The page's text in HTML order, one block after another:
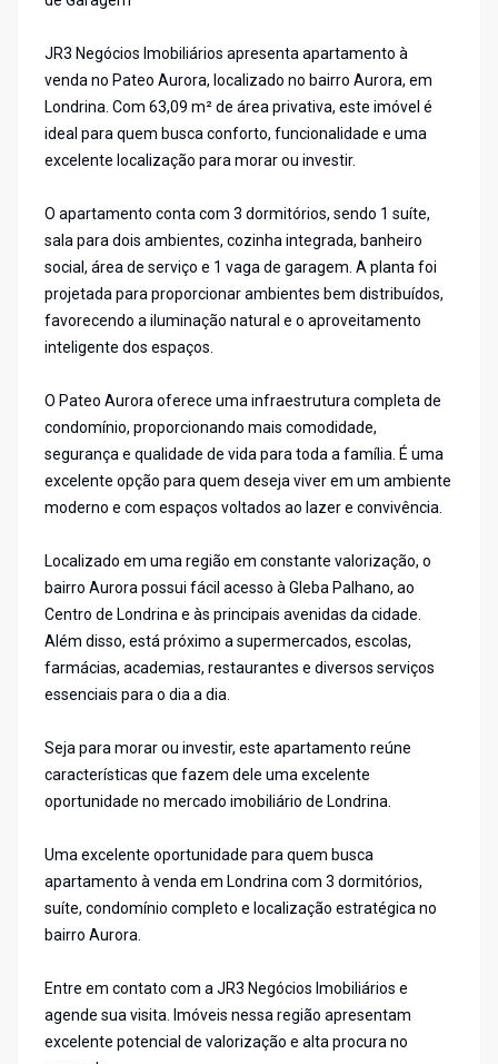
JR3 Negócios Imobiliários apresenta apartamento à
venda no Pateo Aurora, localizado no bairro Aurora, em
Londrina. Com 63,09 m² de área privativa, este imóvel é
ideal para quem busca conforto, funcionalidade e uma
excelente localização para morar ou investir.
O apartamento conta com 3 dormitórios, sendo 1 suíte,
sala para dois ambientes, cozinha integrada, banheiro
social, área de serviço e 1 vaga de garagem. A planta foi
projetada para proporcionar ambientes bem distribuídos,
favorecendo a iluminação natural e o aproveitamento
inteligente dos espaços.
O Pateo Aurora oferece uma infraestrutura completa de
condomínio, proporcionando mais comodidade,
segurança e qualidade de vida para toda a família. É uma
excelente opção para quem deseja viver em um ambiente
moderno e com espaços voltados ao lazer e convivência.
Localizado em uma região em constante valorização, o
bairro Aurora possui fácil acesso à Gleba Palhano, ao
Centro de Londrina e às principais avenidas da cidade.
Além disso, está próximo a supermercados, escolas,
farmácias, academias, restaurantes e diversos serviços
essenciais para o dia a dia.
Seja para morar ou investir, este apartamento reúne
características que fazem dele uma excelente
oportunidade no mercado imobiliário de Londrina.
Uma excelente oportunidade para quem busca
apartamento à venda em Londrina com 3 dormitórios,
suíte, condomínio completo e localização estratégica no
bairro Aurora.
Entre em contato com a JR3 Negócios Imobiliários e
agende sua visita. Imóveis nessa região apresentam
excelente potencial de valorização e alta procura no